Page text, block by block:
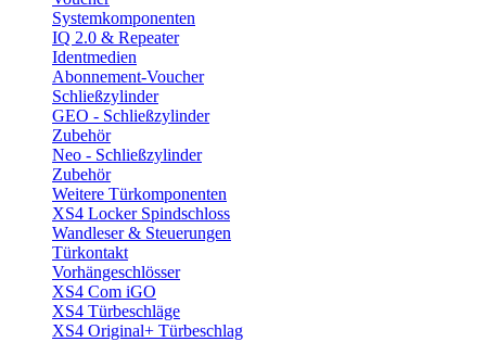
Systemkomponenten
IQ 2.0 & Repeater
Identmedien
Abonnement-Voucher
Schließzylinder
GEO - Schließzylinder
Zubehör
Neo - Schließzylinder
Zubehör
Weitere Türkomponenten
XS4 Locker Spindschloss
Wandleser & Steuerungen
Türkontakt
Vorhängeschlösser
XS4 Com iGO
XS4 Türbeschläge
XS4 Original+ Türbeschlag